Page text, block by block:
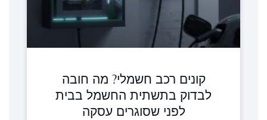
קונים רכב חשמלי? מה חובה
לבדוק בתשתית החשמל בבית
לפני שסוגרים עסקה